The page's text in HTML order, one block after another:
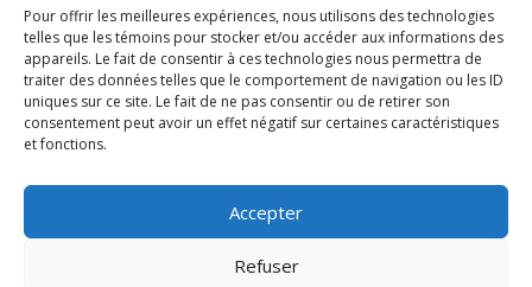
Pour offrir les meilleures expériences, nous utilisons des technologies
telles que les témoins pour stocker et/ou accéder aux informations des
appareils. Le fait de consentir à ces technologies nous permettra de
traiter des données telles que le comportement de navigation ou les ID
uniques sur ce site. Le fait de ne pas consentir ou de retirer son
consentement peut avoir un effet négatif sur certaines caractéristiques
et fonctions.
Accepter
Refuser
Dimanche : Fermé
SUIVEZ-NOUS SUR FACEBOOK
Traction Mégantic-Mahindra
Cliquez pour accepter les témoins
marketing et activer ce contenu